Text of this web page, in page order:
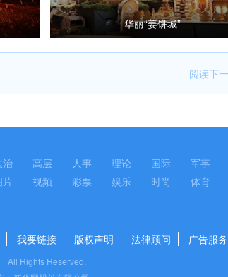
华丽“姜饼城”
治 高层 人事 理论 国际 军事
片 视频 彩票 娱乐 时尚 体育
我要链接 版权声明 法律顾问 广告服务
All Rights Reserved.